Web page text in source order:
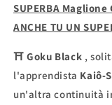
SUPERBA Maglione
ANCHE TU UN
⛩Goku Black ,
l'apprendista Kaiô-
un'altra continuità